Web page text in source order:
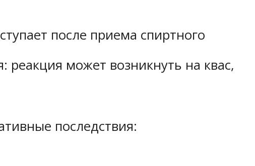
после приема спиртного
реакция может возникнуть на квас,
последствия: